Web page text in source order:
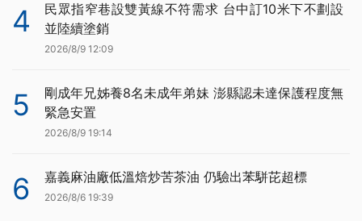
4
民眾指窄巷設雙黃線不符需求 台中訂10米下不劃設
並陸續塗銷
2026/8/9 12:09
5
剛成年兄姊養8名未成年弟妹 澎縣認未達保護程度無
緊急安置
2026/8/9 19:14
6 嘉義麻油廠低溫焙炒苦茶油 仍驗出苯駢芘超標
2026/8/6 19:39